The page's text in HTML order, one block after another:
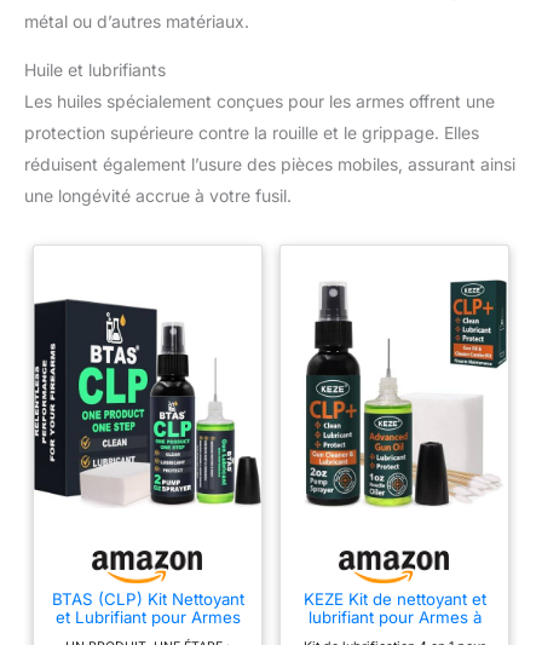
métal ou d’autres matériaux.
Huile et lubrifiants
Les huiles spécialement conçues pour les armes offrent une
protection supérieure contre la rouille et le grippage. Elles
réduisent également l’usure des pièces mobiles, assurant ainsi
une longévité accrue à votre fusil.
BTAS (CLP) Kit Nettoyant
et Lubrifiant pour Armes
- Solvant en Spray
KEZE Kit de nettoyant et
lubrifiant pour Armes à